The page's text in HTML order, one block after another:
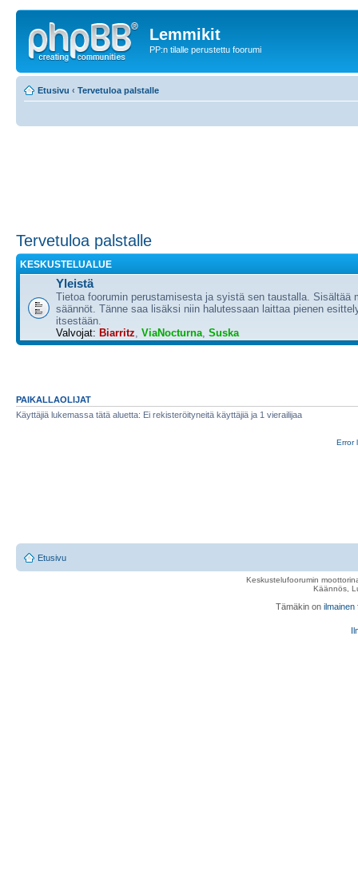
Lemmikit
PP:n tilalle perustettu foorumi
Etusivu ‹ Tervetuloa palstalle
Tervetuloa palstalle
KESKUSTELUALUE
Yleistä
Tietoa foorumin perustamisesta ja syistä sen taustalla. Sisältää
säännöt. Tänne saa lisäksi niin halutessaan laittaa pienen
itsestään.
Valvojat: Biarritz ViaNocturna Suska
PAIKALLAOLIJAT
Käyttäjiä lukemassa tätä aluetta: Ei rekisteröityneitä käyttäjiä ja 1 vierailijaa
Error
Etusivu
Keskustelufoorumin
Käännös,
Tämäkin on ilmainen